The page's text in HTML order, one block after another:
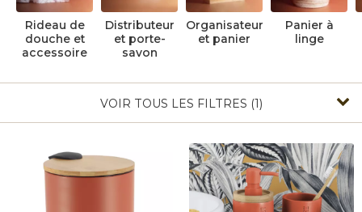
Rideau de
douche et
accessoire
Distributeur
et porte-
savon
Organisateur
et panier
Panier à
linge
VOIR TOUS LES FILTRES (1)